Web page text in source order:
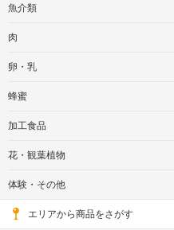
魚介類
肉
卵・乳
蜂蜜
加工食品
花・観葉植物
体験・その他
エリアから商品をさがす